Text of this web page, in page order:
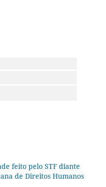
feito pelo STF diante
de Direitos Humanos